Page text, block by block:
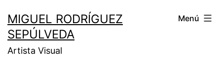
MIGUEL RODRÍGUEZ
SEPÚLVEDA
Artista Visual
Menú